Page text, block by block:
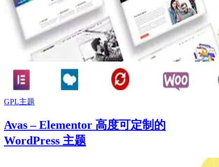
GPL主题
Avas – Elementor 高度可定制的
WordPress 主题